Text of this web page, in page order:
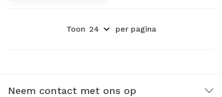
Toon per pagina
Neem contact met ons op